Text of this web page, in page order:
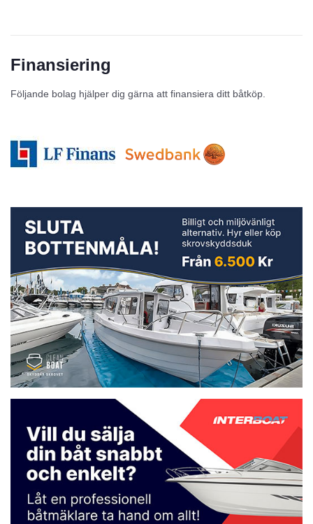
Finansiering
Följande bolag hjälper dig gärna att finansiera ditt båtköp.